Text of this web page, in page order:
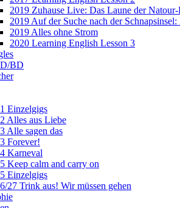
2019 Zuhause Live: Das Laune der
2019 Auf der Suche nach der
2019 Alles ohne Strom
2020 Learning English Lesson 3
BD
Einzelgigs
Alles aus Liebe
Alle sagen das
Forever!
Karneval
Keep calm and carry on
Einzelgigs
27 Trink aus! Wir müssen gehen